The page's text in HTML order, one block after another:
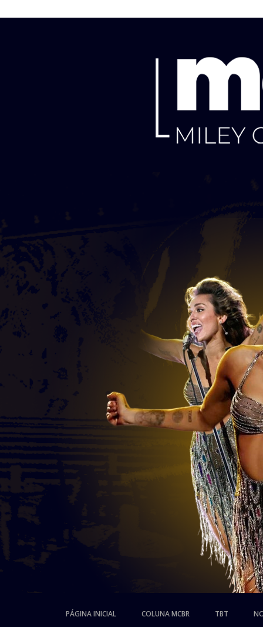
PÁGINA INICIAL COLUNA MCBR TBT